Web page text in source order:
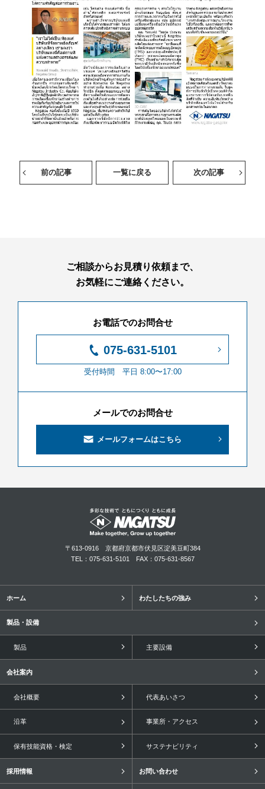
前の記事 一覧に戻る 次の記事
ご相談からお見積り依頼まで、
お気軽にご連絡ください。
お電話でのお問合せ
075-631-5101
受付時間 平日 8:00〜17:00
メールでのお問合せ
メールフォームはこちら
〒613-0916
京都府京都市伏見区淀美豆町384
TEL：075-631-5101
FAX：075-631-8567
ホーム わたしたちの強み
製品・設備
製品 主要設備
会社案内
会社概要 代表あいさつ
沿革 事業所・アクセス
保有技能資格・検定 サステナビリティ
採用情報 お問い合わせ